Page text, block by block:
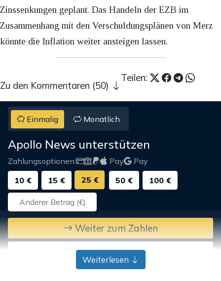
Zinssenkungen geplant. Das Handeln der EZB im
Zusammenhang mit den Verschuldungsplänen von Merz
könnte die Inflation weiter ansteigen lassen.
Teilen:
Zu den Kommentaren (50)
Einmalig Monatlich
Apollo News unterstützen
Zahlungsoptionen: Pay
Pay
10 €
15 € 25 € 50 € 100 €
Weiter zum Zahlen
Bank-Überweisung
Weiterlesen